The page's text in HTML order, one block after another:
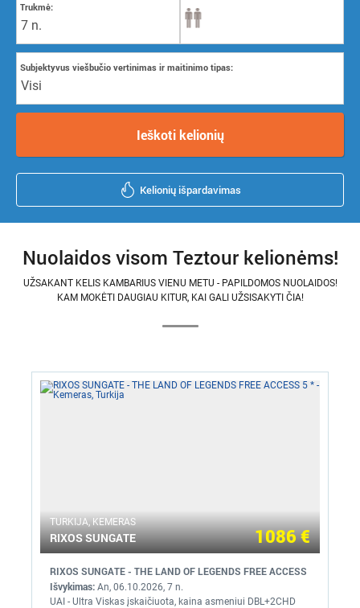
Trukmė:
7 n.
Subjektyvus viešbučio vertinimas ir maitinimo tipas:
Visi
Ieškoti kelionių
Kelionių išpardavimas
Nuolaidos visom Teztour kelionėms!
UŽSAKANT KELIS KAMBARIUS VIENU METU - PAPILDOMOS NUOLAIDOS!
KAM MOKĖTI DAUGIAU KITUR, KAI GALI UŽSISAKYTI ČIA!
TURKIJA, KEMERAS
RIXOS SUNGATE 1086 €
RIXOS SUNGATE - THE LAND OF LEGENDS FREE ACCESS
Išvykimas: An, 06.10.2026, 7 n.
UAI - Ultra Viskas įskaičiuota, kaina asmeniui DBL+2CHD